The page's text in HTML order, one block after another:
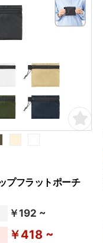
プフラットポーチ
￥192 ~
￥418 ~